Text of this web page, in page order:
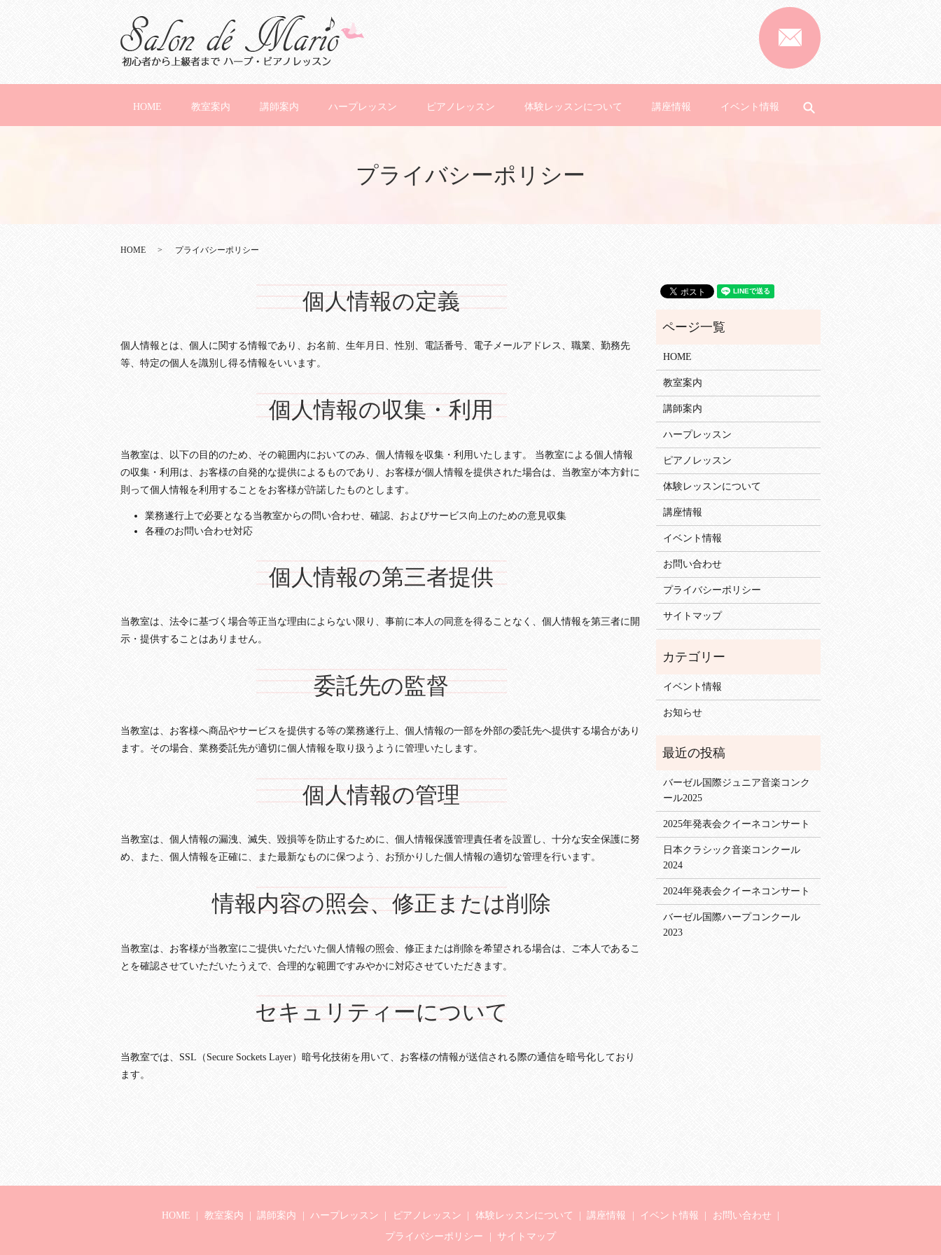
HOME 教室案内 講師案内 ハープレッスン ピアノレッスン 体験レッスンについて 講座情報 イベント情報 search
プライバシーポリシー
HOME プライバシーポリシー
個人情報の定義
個人情報とは、個人に関する情報であり、お名前、生年月日、性別、電話番号、電子メールアドレス、職業、勤務先
等、特定の個人を識別し得る情報をいいます。
個人情報の収集・利用
当教室は、以下の目的のため、その範囲内においてのみ、個人情報を収集・利用いたします。 当教室による個人情報
の収集・利用は、お客様の自発的な提供によるものであり、お客様が個人情報を提供された場合は、当教室が本方針に
則って個人情報を利用することをお客様が許諾したものとします。
業務遂行上で必要となる当教室からの問い合わせ、確認、およびサービス向上のための意見収集
各種のお問い合わせ対応
個人情報の第三者提供
当教室は、法令に基づく場合等正当な理由によらない限り、事前に本人の同意を得ることなく、個人情報を第三者に開
示・提供することはありません。
委託先の監督
当教室は、お客様へ商品やサービスを提供する等の業務遂行上、個人情報の一部を外部の委託先へ提供する場合があり
ます。その場合、業務委託先が適切に個人情報を取り扱うように管理いたします。
個人情報の管理
当教室は、個人情報の漏洩、滅失、毀損等を防止するために、個人情報保護管理責任者を設置し、十分な安全保護に努
め、また、個人情報を正確に、また最新なものに保つよう、お預かりした個人情報の適切な管理を行います。
情報内容の照会、修正または削除
当教室は、お客様が当教室にご提供いただいた個人情報の照会、修正または削除を希望される場合は、ご本人であるこ
とを確認させていただいたうえで、合理的な範囲ですみやかに対応させていただきます。
セキュリティーについて
当教室では、SSL（Secure Sockets Layer）暗号化技術を用いて、お客様の情報が送信される際の通信を暗号化しており
ます。
HOME
教室案内
講師案内
ハープレッスン
ピアノレッスン
体験レッスンについて
講座情報
イベント情報
お問い合わせ
プライバシーポリシー
サイトマップ
イベント情報
お知らせ
バーゼル国際ジュニア音楽コンク
ール2025
2025年発表会クイーネコンサート
日本クラシック音楽コンクール
2024
2024年発表会クイーネコンサート
バーゼル国際ハープコンクール
2023
HOME 教室案内 講師案内 ハープレッスン ピアノレッスン 体験レッスンについて 講座情報 イベント情報
お問い合わせ
プライバシーポリシー
サイトマップ